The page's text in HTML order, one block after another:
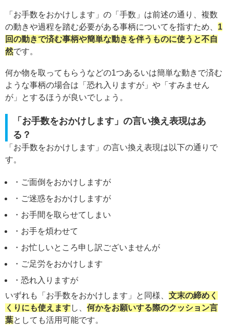
「お手数をおかけします」の「手数」は前述の通り、複数
の動きや過程を踏む必要がある事柄についてを指すため、 1
回の動きで済む事柄や簡単な動きを伴うものに使うと不自
然です。
何か物を取ってもらうなどの1つあるいは簡単な動きで済む
ような事柄の場合は「恐れ入りますが」や「すみません
が」とするほうが良いでしょう。
「お手数をおかけします」の言い換え表現はあ
る？
「お手数をおかけします」の言い換え表現は以下の通りで
す。
・ご面倒をおかけしますが
・ご迷惑をおかけしますが
・お手間を取らせてしまい
・お手を煩わせて
・お忙しいところ申し訳ございませんが
・ご足労をおかけします
・恐れ入りますが
いずれも「お手数をおかけします」と同様、 文末の締めく
くりにも使えますし、 何かをお願いする際のクッション言
葉としても活用可能です。